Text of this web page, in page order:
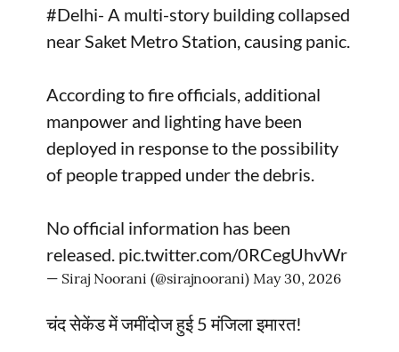
#Delhi- A multi-story building collapsed
near Saket Metro Station, causing panic.
According to fire officials, additional
manpower and lighting have been
deployed in response to the possibility
of people trapped under the debris.
No official information has been
released. pic.twitter.com/0RCegUhvWr
— Siraj Noorani (@sirajnoorani) May 30, 2026
चंद सेकेंड में जमींदोज हुई 5 मंजिला इमारत!